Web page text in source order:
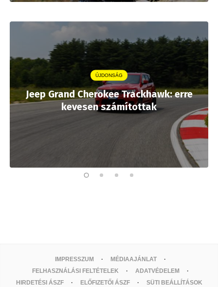
ÚJDONSÁG
Jeep Grand Cherokee Trackhawk: erre
kevesen számítottak
IMPRESSZUM
MÉDIAAJÁNLAT
FELHASZNÁLÁSI FELTÉTELEK
ADATVÉDELEM
HIRDETÉSI ÁSZF
ELŐFIZETŐI ÁSZF SÜTI BEÁLLÍTÁSOK